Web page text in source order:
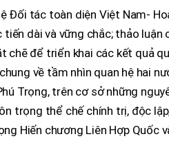
Đối tác toàn diện Việt Nam-
dài và vững chắc; thảo
chẽ để triển khai các kết quả
về tầm nhìn quan hệ hai
Trọng, trên cơ sở những
trọng thể chế chính trị, độc
Hiến chương Liên Hợp Quốc